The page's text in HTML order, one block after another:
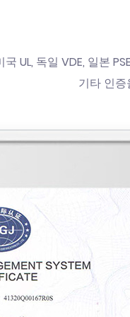
UL, 독일 VDE, 일본
기타 인